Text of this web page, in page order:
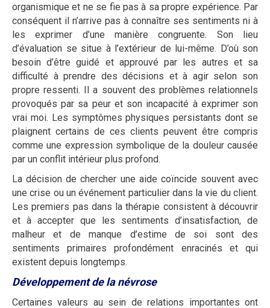
organismique et ne se fie pas à sa propre expérience. Par
conséquent il n’arrive pas à connaître ses sentiments ni à
les exprimer d’une manière congruente. Son lieu
d’évaluation se situe à l’extérieur de lui-même. D’où son
besoin d’être guidé et approuvé par les autres et sa
difficulté à prendre des décisions et à agir selon son
propre ressenti. Il a souvent des problèmes relationnels
provoqués par sa peur et son incapacité à exprimer son
vrai moi. Les symptômes physiques persistants dont se
plaignent certains de ces clients peuvent être compris
comme une expression symbolique de la douleur causée
par un conflit intérieur plus profond.
La décision de chercher une aide coïncide souvent avec
une crise ou un événement particulier dans la vie du client.
Les premiers pas dans la thérapie consistent à découvrir
et à accepter que les sentiments d’insatisfaction, de
malheur et de manque d’estime de soi sont des
sentiments primaires profondément enracinés et qui
existent depuis longtemps.
Développement de la névrose
Certaines valeurs au sein de relations importantes ont